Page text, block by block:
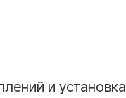
и установка